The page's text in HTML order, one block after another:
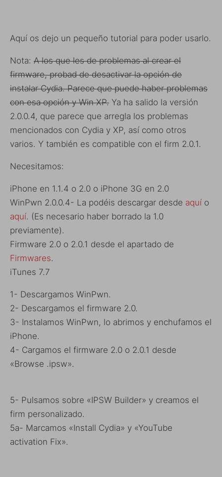
Aquí os dejo un pequeño tutorial para poder usarlo.
Nota: A los que les de problemas al crear el
firmware, probad de desactivar la opción de
instalar Cydia. Parece que puede haber problemas
con esa opción y Win XP. Ya ha salido la versión
2.0.0.4, que parece que arregla los problemas
mencionados con Cydia y XP, así como otros
varios. Y también es compatible con el firm 2.0.1.
Necesitamos:
iPhone en 1.1.4 o 2.0 o iPhone 3G en 2.0
WinPwn 2.0.0.4- La podéis descargar desde aquí o
aquí. (Es necesario haber borrado la 1.0
previamente).
Firmware 2.0 o 2.0.1 desde el apartado de
Firmwares.
iTunes 7.7
1- Descargamos WinPwn.
2- Descargamos el firmware 2.0.
3- Instalamos WinPwn, lo abrimos y enchufamos el
iPhone.
4- Cargamos el firmware 2.0 o 2.0.1 desde
«Browse .ipsw».
5- Pulsamos sobre «IPSW Builder» y creamos el
firm personalizado.
5a- Marcamos «Install Cydia» y «YouTube
activation Fix».